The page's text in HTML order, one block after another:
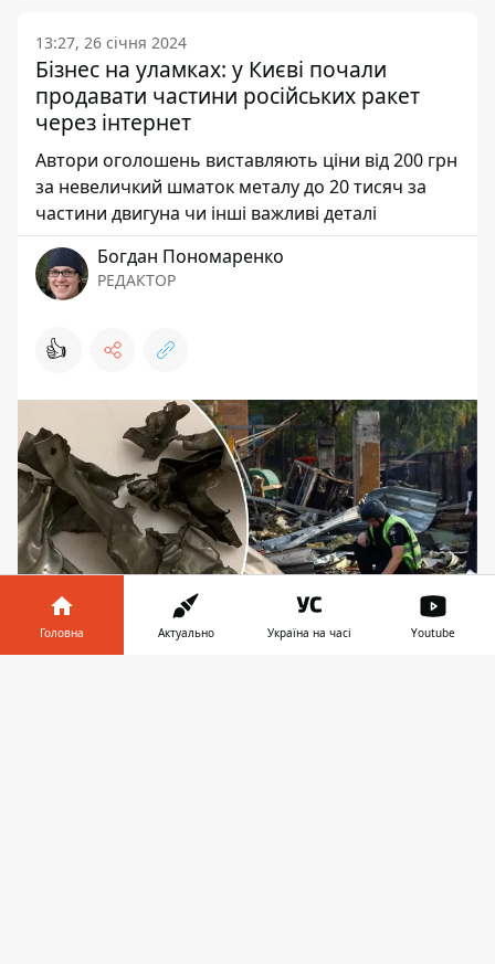
13:27, 26 січня 2024
Бізнес на уламках: у Києві почали
продавати частини російських ракет
через інтернет
Автори оголошень виставляють ціни від 200 грн
за невеличкий шматок металу до 20 тисяч за
частини двигуна чи інші важливі деталі
Богдан Пономаренко
РЕДАКТОР
👍
Головна Актуально Україна на часі Youtube